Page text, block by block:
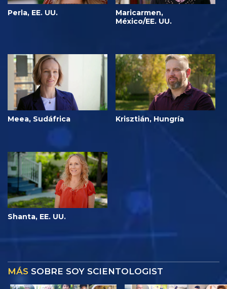
Perla, EE. UU.
Maricarmen,
México/EE. UU.
Meea, Sudáfrica Krisztián, Hungría
Shanta, EE. UU.
MÁS SOBRE SOY SCIENTOLOGIST